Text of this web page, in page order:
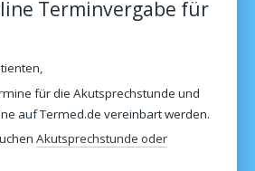
Terminvergabe für
für die Akutsprechstunde und
auf Termed.de vereinbart werden.
Akutsprechstunde oder